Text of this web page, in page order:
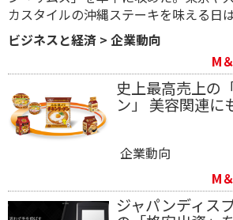
カスタイルの沖縄ステーキを味える日
ビジネスと経済 > 企業動向
M
史上最高売上の
ン」 美容関連に
企業動向
M
ジャパンディス